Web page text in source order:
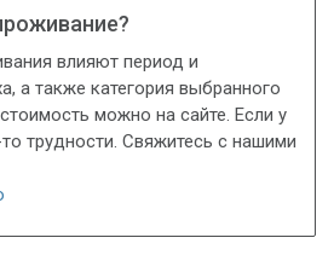
влияют период и
а также категория выбранного
можно на сайте. Если у
трудности. Свяжитесь с нашими